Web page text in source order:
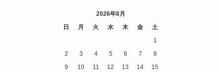
2026年8月
日
月 火 水 木 金
土
1
2
3 4 5 6 7
8
9
10 11 12 13 14
15